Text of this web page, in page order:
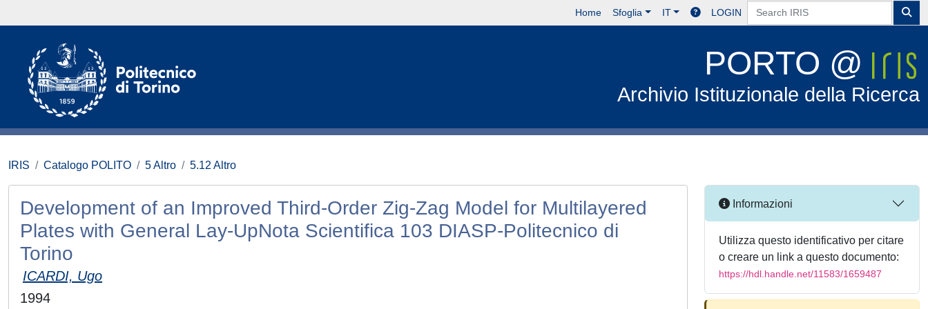
Home Sfoglia IT LOGIN
PORTO @
Archivio Istituzionale della Ricerca
IRIS Catalogo POLITO 5 Altro 5.12 Altro
Development of an Improved Third-Order Zig-Zag Model for Multilayered
Plates with General Lay-UpNota Scientifica 103 DIASP-Politecnico di
Torino
ICARDI, Ugo
1994
Informazioni
Utilizza questo identificativo per citare
o creare un link a questo documento:
https://hdl.handle.net/11583/1659487